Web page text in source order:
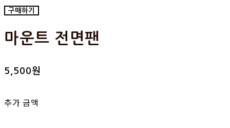
구매하기
마운트 전면팬
5,500원
추가 금액